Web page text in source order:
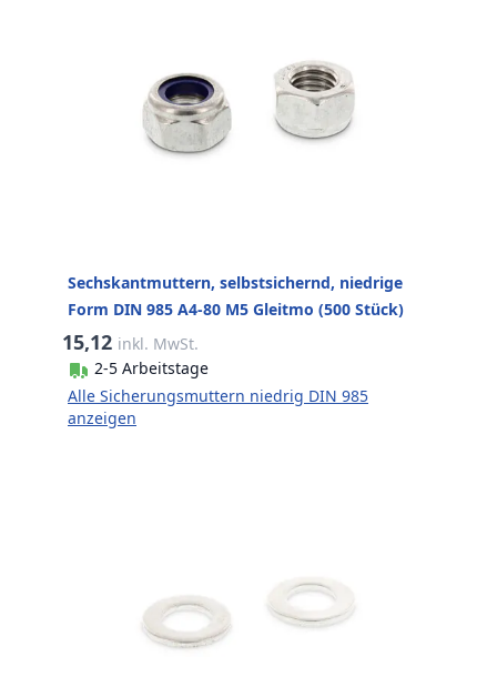
Sechskantmuttern, selbstsichernd, niedrige
Form DIN 985 A4-80 M5 Gleitmo (500 Stück)
15,12 inkl. MwSt.
2-5 Arbeitstage
Alle Sicherungsmuttern niedrig DIN 985
anzeigen